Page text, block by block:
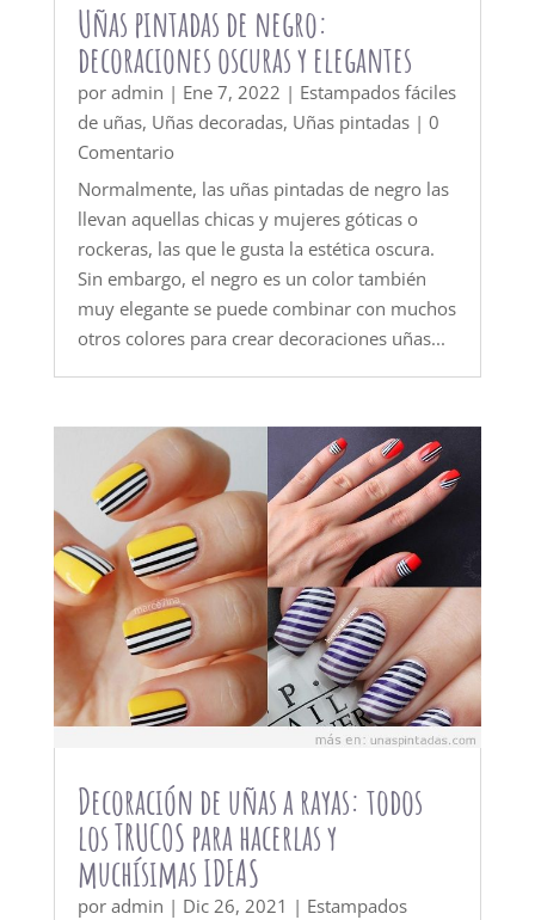
Uñas pintadas de negro:
decoraciones oscuras y elegantes
por admin | Ene 7, 2022 | Estampados fáciles
de uñas, Uñas decoradas, Uñas pintadas| 0
Comentario
Normalmente, las uñas pintadas de negro las
llevan aquellas chicas y mujeres góticas o
rockeras, las que le gusta la estética oscura.
Sin embargo, el negro es un color también
muy elegante se puede combinar con muchos
otros colores para crear decoraciones uñas...
Decoración de uñas a rayas: todos
los TRUCOS para hacerlas y
muchísimas IDEAS
por admin | Dic 26, 2021 | Estampados